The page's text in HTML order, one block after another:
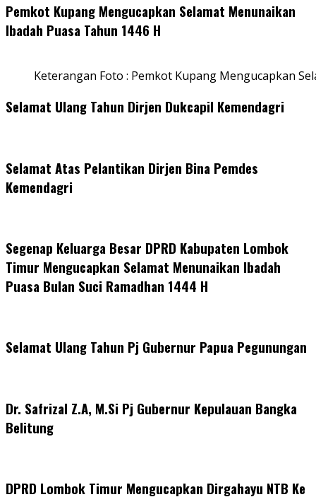
Pemkot Kupang Mengucapkan Selamat Menunaikan
Ibadah Puasa Tahun 1446 H
Keterangan Foto : Pemkot Kupang Mengucapkan
Selamat Ulang Tahun Dirjen Dukcapil Kemendagri
Selamat Atas Pelantikan Dirjen Bina Pemdes
Kemendagri
Segenap Keluarga Besar DPRD Kabupaten Lombok
Timur Mengucapkan Selamat Menunaikan Ibadah
Puasa Bulan Suci Ramadhan 1444 H
Selamat Ulang Tahun Pj Gubernur Papua Pegunungan
Dr. Safrizal Z.A, M.Si Pj Gubernur Kepulauan Bangka
Belitung
DPRD Lombok Timur Mengucapkan Dirgahayu NTB Ke